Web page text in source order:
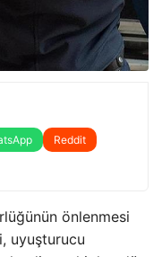
Reddit
önlenmesi
uyuşturucu